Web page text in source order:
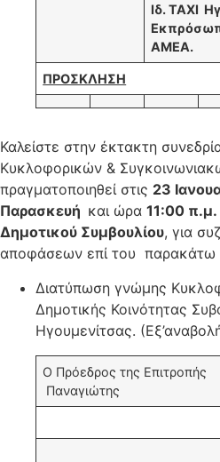
Ιδ. ΤΑΧΙ
ΑΜΕΑ.
ΠΡΟΣΚΛΗΣΗ
Καλείστε στην έκτακτη
Κυκλοφορικών &
πραγματοποιηθεί στις 23
Παρασκευή και ώρα 11:00 π.μ.
Δημοτικού Συμβουλίου, για
αποφάσεων επί του παρακάτω
Διατύπωση γνώμης
Δημοτικής Κοινότητας
Ηγουμενίτσας.
Ο Πρόεδρος της
Παναγιώτης